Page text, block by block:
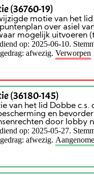
(36760-19)
motie van het
over asiel
mogelijk uitvoeren
op: 2025-06-10.
afwezig. Verworpen
(36180-145)
van het lid Dobbe c.s.
en
door lobby
op: 2025-05-27.
afwezig.